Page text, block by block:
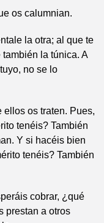
os calumnian.
la otra; al que te
la túnica. A
no se lo
ellos os traten. Pues,
tenéis? También
Y si hacéis bien
tenéis? También
cobrar, ¿qué
prestan a otros